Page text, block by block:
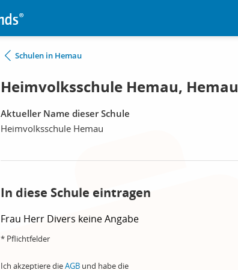
Schulen in Hemau
Heimvolksschule Hemau, Hemau
Aktueller Name dieser Schule
Heimvolksschule Hemau
In diese Schule eintragen
Frau Herr Divers keine Angabe
* Pflichtfelder
Ich akzeptiere dieAGB und habe die